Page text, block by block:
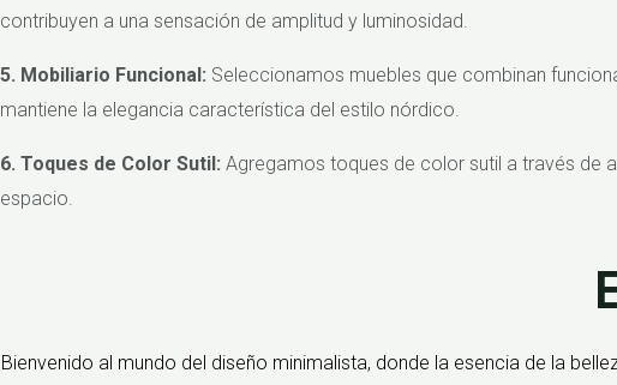
contribuyen a una sensación de amplitud y luminosidad.
5. Mobiliario Funcional: Seleccionamos muebles que combinan
mantiene la elegancia característica del estilo nórdico.
6. Toques de Color Sutil: Agregamos toques de color sutil a través de
espacio.
Bienvenido al mundo del diseño minimalista, donde la esencia de la